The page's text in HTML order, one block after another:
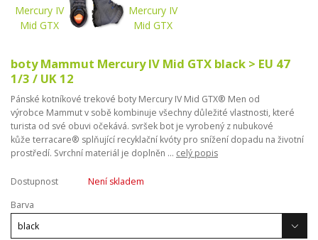
boty Mammut Mercury IV Mid GTX black > EU 47
1/3 / UK 12
Pánské kotníkové trekové boty Mercury IV Mid GTX® Men od
výrobce Mammut v sobě kombinuje všechny důležité vlastnosti, které
turista od své obuvi očekává. svršek bot je vyrobený z nubukové
kůže terracare® splňující recyklační kvóty pro snížení dopadu na životní
prostředí. Svrchní materiál je doplněn ... celý popis
Dostupnost
Není skladem
Barva